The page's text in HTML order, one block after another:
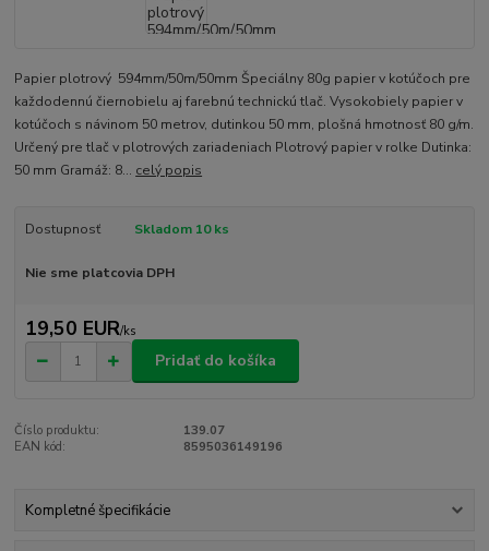
Papier plotrový 594mm/50m/50mm Špeciálny 80g papier v kotúčoch pre
každodennú čiernobielu aj farebnú technickú tlač. Vysokobiely papier v
kotúčoch s návinom 50 metrov, dutinkou 50 mm, plošná hmotnosť 80 g/m.
Určený pre tlač v plotrových zariadeniach Plotrový papier v rolke Dutinka:
50 mm Gramáž: 8... celý popis
Dostupnosť Skladom 10 ks
Nie sme platcovia DPH
19,50 EUR/ks
Pridať do košíka
Číslo produktu:
139.07
EAN kód:
8595036149196
Kompletné špecifikácie